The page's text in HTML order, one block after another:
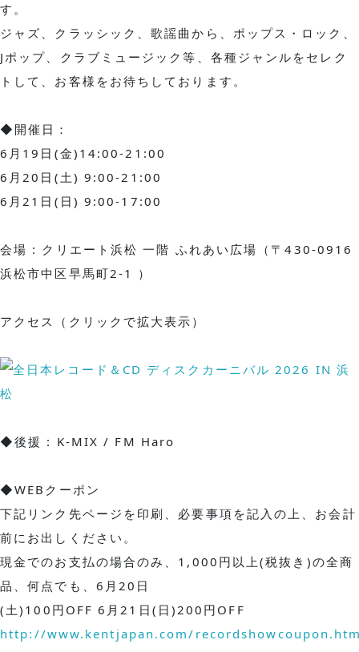
す。
ジャズ、クラッシック、歌謡曲から、ポップス・ロック、
Jポップ、クラブミュージック等、各種ジャンルをセレク
トして、お客様をお待ちしております。
◆開催日：
6月19日(金)14:00-21:00
6月20日(土) 9:00-21:00
6月21日(日) 9:00-17:00
会場 : クリエート浜松 一階 ふれあい広場（〒430-0916
浜松市中区早馬町2-1 ）
アクセス（クリックで拡大表示）
◆後援 : K-MIX / FM Haro
◆WEBクーポン
下記リンク先ページを印刷、必要事項を記入の上、お会計
前にお出しください。
現金でのお支払の場合のみ、1,000円以上(税抜き)の全商
品、何点でも、6月20日
(土)100円OFF 6月21日(日)200円OFF
http://www.kentjapan.com/